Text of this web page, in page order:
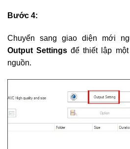
Bước 4:
Chuyển sang giao diện mới
Output Settingsđể thiết lập
nguồn.